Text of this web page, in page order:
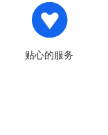
贴心的服务